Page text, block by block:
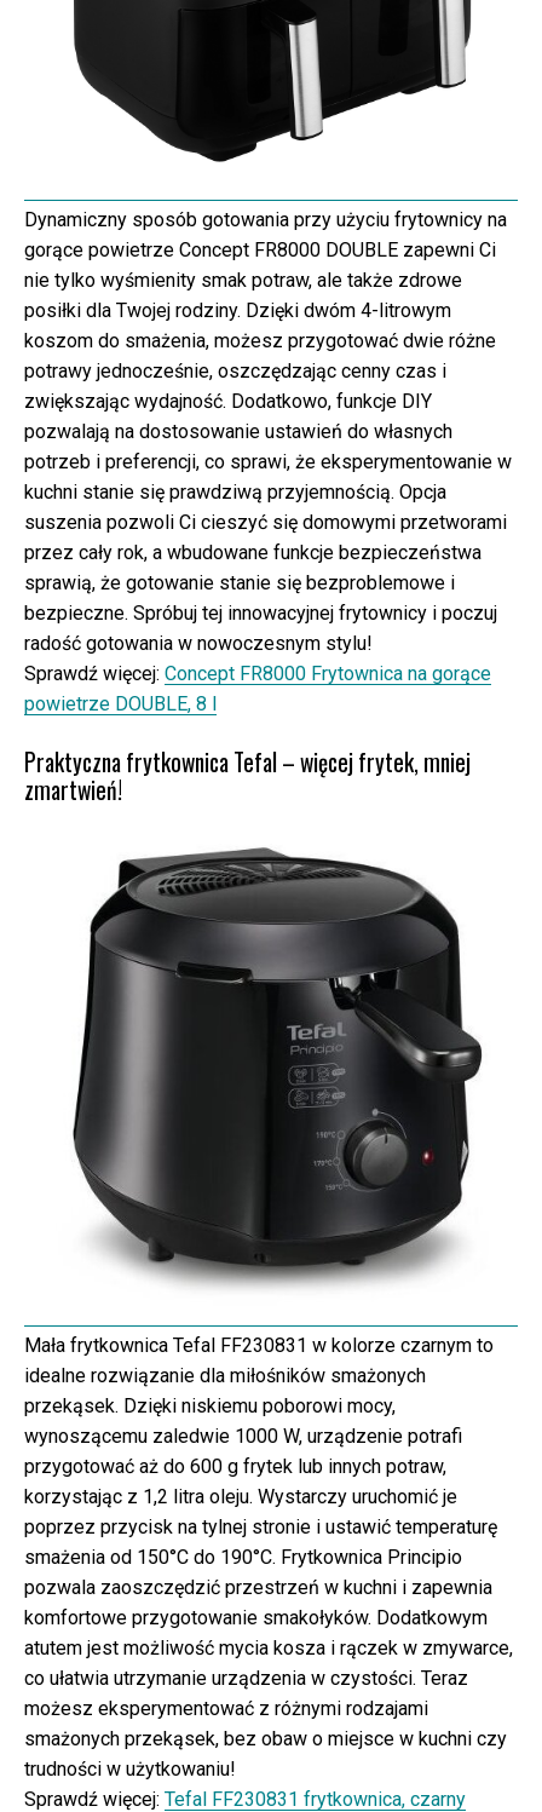
Dynamiczny sposób gotowania przy użyciu frytownicy na
gorące powietrze Concept FR8000 DOUBLE zapewni Ci
nie tylko wyśmienity smak potraw, ale także zdrowe
posiłki dla Twojej rodziny. Dzięki dwóm 4-litrowym
koszom do smażenia, możesz przygotować dwie różne
potrawy jednocześnie, oszczędzając cenny czas i
zwiększając wydajność. Dodatkowo, funkcje DIY
pozwalają na dostosowanie ustawień do własnych
potrzeb i preferencji, co sprawi, że eksperymentowanie w
kuchni stanie się prawdziwą przyjemnością. Opcja
suszenia pozwoli Ci cieszyć się domowymi przetworami
przez cały rok, a wbudowane funkcje bezpieczeństwa
sprawią, że gotowanie stanie się bezproblemowe i
bezpieczne. Spróbuj tej innowacyjnej frytownicy i poczuj
radość gotowania w nowoczesnym stylu!
Sprawdź więcej: Concept FR8000 Frytownica na gorące
powietrze DOUBLE, 8 l
Praktyczna frytkownica Tefal – więcej frytek, mniej
zmartwień!
Mała frytkownica Tefal FF230831 w kolorze czarnym to
idealne rozwiązanie dla miłośników smażonych
przekąsek. Dzięki niskiemu poborowi mocy,
wynoszącemu zaledwie 1000 W, urządzenie potrafi
przygotować aż do 600 g frytek lub innych potraw,
korzystając z 1,2 litra oleju. Wystarczy uruchomić je
poprzez przycisk na tylnej stronie i ustawić temperaturę
smażenia od 150°C do 190°C. Frytkownica Principio
pozwala zaoszczędzić przestrzeń w kuchni i zapewnia
komfortowe przygotowanie smakołyków. Dodatkowym
atutem jest możliwość mycia kosza i rączek w zmywarce,
co ułatwia utrzymanie urządzenia w czystości. Teraz
możesz eksperymentować z różnymi rodzajami
smażonych przekąsek, bez obaw o miejsce w kuchni czy
trudności w użytkowaniu!
Sprawdź więcej: Tefal FF230831 frytkownica, czarny